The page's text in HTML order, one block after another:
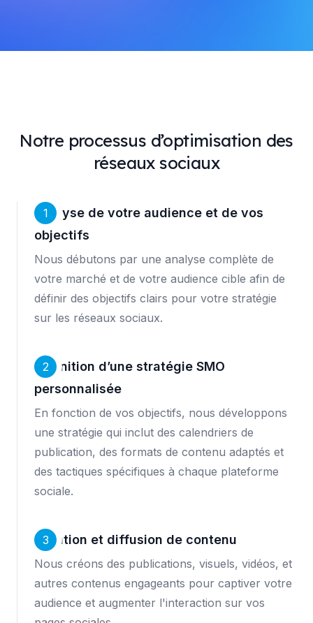
Notre processus d’optimisation des
réseaux sociaux
1
Analyse de votre audience et de vos
objectifs
Nous débutons par une analyse complète de
votre marché et de votre audience cible afin de
définir des objectifs clairs pour votre stratégie
sur les réseaux sociaux.
2
Définition d’une stratégie SMO
personnalisée
En fonction de vos objectifs, nous développons
une stratégie qui inclut des calendriers de
publication, des formats de contenu adaptés et
des tactiques spécifiques à chaque plateforme
sociale.
3
Création et diffusion de contenu
Nous créons des publications, visuels, vidéos, et
autres contenus engageants pour captiver votre
audience et augmenter l'interaction sur vos